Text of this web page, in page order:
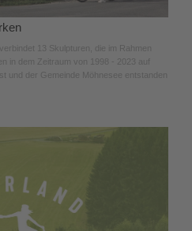
13 Skulpturen, die im Rahmen
in dem Zeitraum von 1998 - 2023 auf
und der Gemeinde Möhnesee entstanden